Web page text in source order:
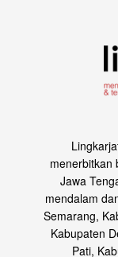
menerbitkan
Jawa
mendalam
Semarang,
Kabupaten
Pati,